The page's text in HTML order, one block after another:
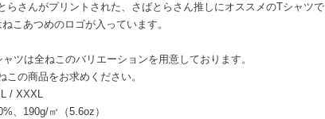
らさんがプリントされた、さばとらさん推しにオススメのTシャツで
こあつめのロゴが入っています。
ツは全ねこのバリエーションを用意しております。
この商品をお求めください。
/ XXXL
、190g/㎡（5.6oz）